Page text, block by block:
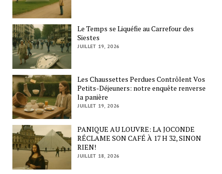
Le Temps se Liquéfie au Carrefour des
Siestes
JUILLET 19, 2026
Les Chaussettes Perdues Contrôlent Vos
Petits-Déjeuners: notre enquête renverse
la panière
JUILLET 19, 2026
PANIQUE AU LOUVRE: LA JOCONDE
RÉCLAME SON CAFÉ À 17 H 32, SINON
RIEN!
JUILLET 18, 2026